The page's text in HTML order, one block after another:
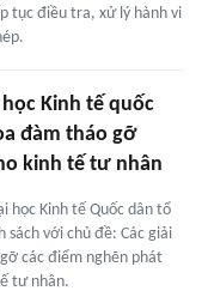
tục điều tra, xử lý hành vi
Kinh tế quốc
đàm tháo gỡ
kinh tế tư nhân
học Kinh tế Quốc dân tổ
sách với chủ đề: Các giải
các điểm nghẽn phát
tư nhân.